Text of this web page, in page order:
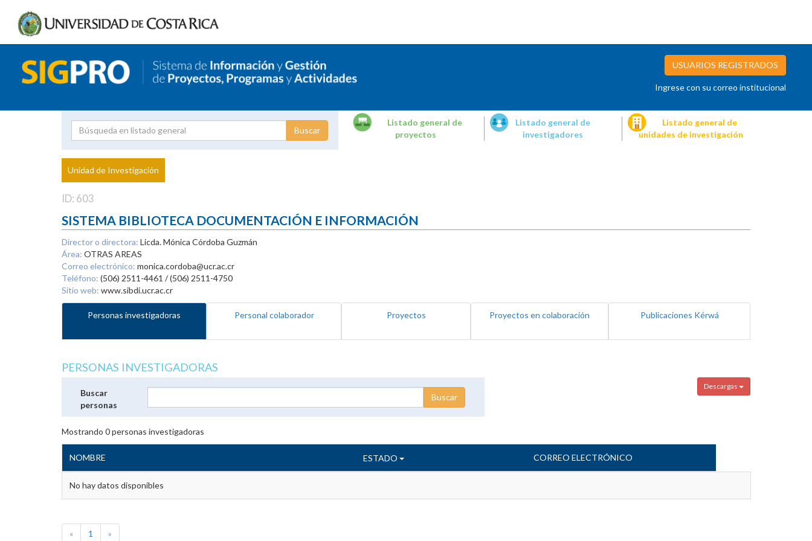
USUARIOS REGISTRADOS
Ingrese con su correo institucional
Proyecto
Investigador
Listado general de
proyectos
Listado general de
investigadores
Listado general de
unidades de investigación
Unidad de Investigación
ID: 603
SISTEMA BIBLIOTECA DOCUMENTACIÓN E INFORMACIÓN
Director o directora: Licda. Mónica Córdoba Guzmán
Área: OTRAS AREAS
Correo electrónico: monica.cordoba@ucr.ac.cr
Teléfono: (506) 2511-4461 / (506) 2511-4750
Sitio web: www.sibdi.ucr.ac.cr
Personas investigadoras Personal colaborador Proyectos Proyectos en colaboración Publicaciones Kérwá
PERSONAS INVESTIGADORAS
Descargas
Buscar
personas
Mostrando 0personas investigadoras
NOMBRE ESTADO CORREO ELECTRÓNICO
No hay datos disponibles
« 1 »